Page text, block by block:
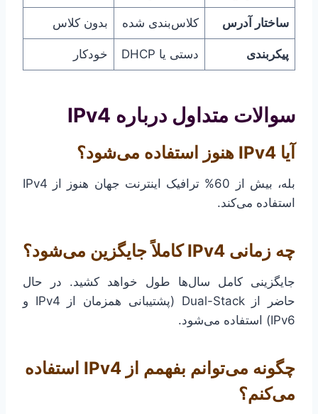
ساختار آدرس کلاس‌بندی شده بدون کلاس
پیکربندی دستی یا DHCP خودکار
سوالات متداول درباره IPv4
آیا IPv4 هنوز استفاده می‌شود؟
بله، بیش از 60% ترافیک اینترنت جهان هنوز از IPv4
استفاده می‌کند.
چه زمانی IPv4 کاملاً جایگزین می‌شود؟
جایگزینی کامل سال‌ها طول خواهد کشید. در حال
حاضر از Dual-Stack (پشتیبانی همزمان از IPv4 و
IPv6) استفاده می‌شود.
چگونه می‌توانم بفهمم از IPv4 استفاده
می‌کنم؟